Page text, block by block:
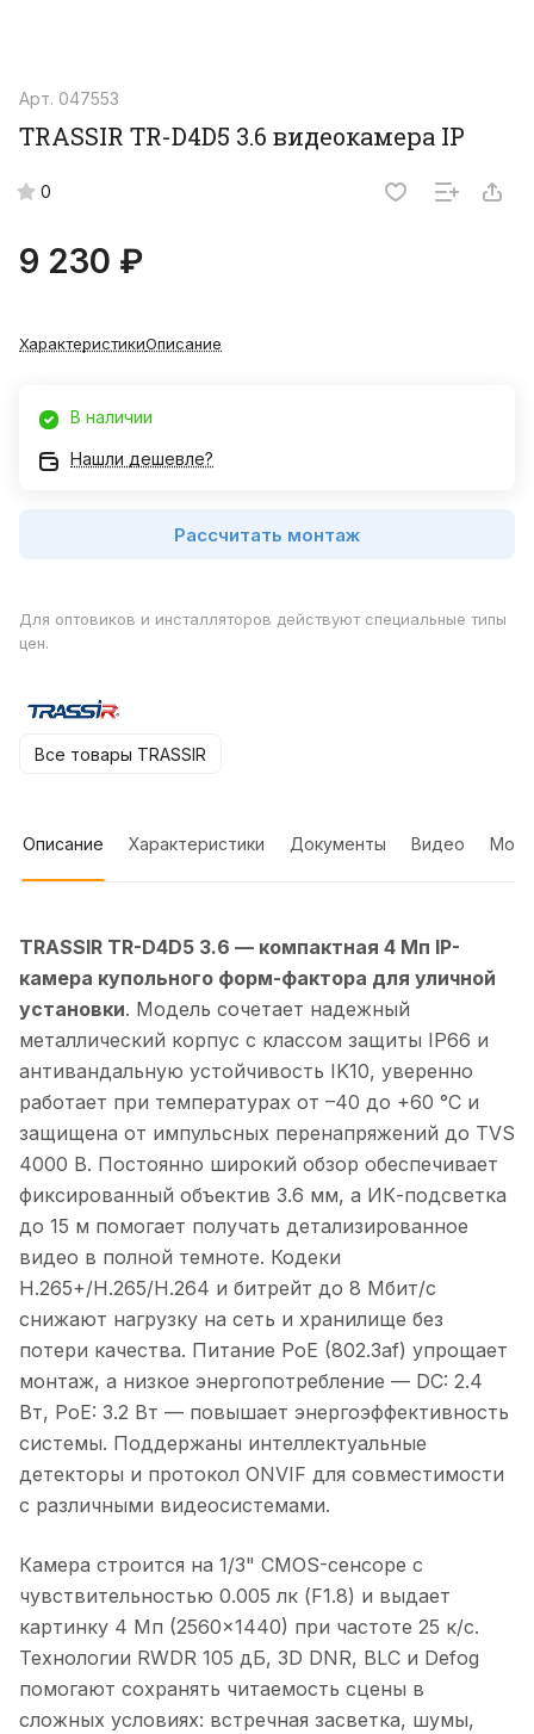
Арт. 047553
TRASSIR TR-D4D5 3.6 видеокамера IP
0
9 230 ₽
ХарактеристикиОписание
В наличии
Нашли дешевле?
Рассчитать монтаж
Для оптовиков и инсталляторов действуют специальные типы
цен.
Все товары TRASSIR
Описание Характеристики Документы Видео
TRASSIR TR-D4D5 3.6 — компактная 4 Мп IP-
камера купольного форм-фактора для уличной
установки. Модель сочетает надежный
металлический корпус с классом защиты IP66 и
антивандальную устойчивость IK10, уверенно
работает при температурах от –40 до +60 °C и
защищена от импульсных перенапряжений до TVS
4000 В. Постоянно широкий обзор обеспечивает
фиксированный объектив 3.6 мм, а ИК-подсветка
до 15 м помогает получать детализированное
видео в полной темноте. Кодеки
H.265+/H.265/H.264 и битрейт до 8 Мбит/с
снижают нагрузку на сеть и хранилище без
потери качества. Питание PoE (802.3af) упрощает
монтаж, а низкое энергопотребление — DC: 2.4
Вт, PoE: 3.2 Вт — повышает энергоэффективность
системы. Поддержаны интеллектуальные
детекторы и протокол ONVIF для совместимости
с различными видеосистемами.
Камера строится на 1/3" CMOS-сенсоре с
чувствительностью 0.005 лк (F1.8) и выдает
картинку 4 Мп (2560×1440) при частоте 25 к/с.
Технологии RWDR 105 дБ, 3D DNR, BLC и Defog
помогают сохранять читаемость сцены в
сложных условиях: встречная засветка, шумы,